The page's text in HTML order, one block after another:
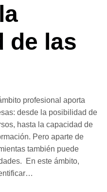
de las
profesional aporta
desde la posibilidad de
hasta la capacidad de
Pero aparte de
también puede
En este ámbito,